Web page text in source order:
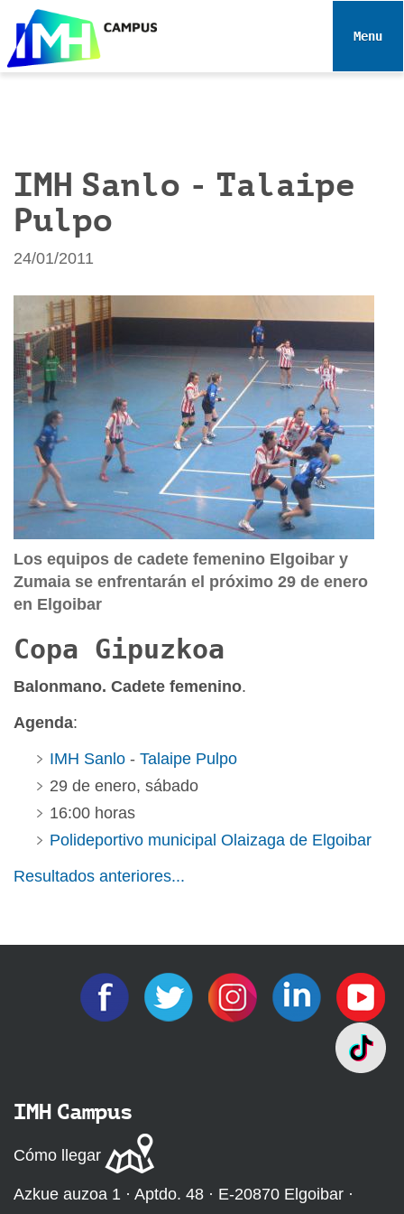
e
Toggle
IMH Sanlo - Talaipe
Pulpo
24/01/2011
Los equipos de cadete femenino Elgoibar y
Zumaia se enfrentarán el próximo 29 de enero
en Elgoibar
Copa Gipuzkoa
Balonmano. Cadete femenino.
Agenda:
IMH Sanlo - Talaipe Pulpo
29 de enero, sábado
16:00 horas
Polideportivo municipal Olaizaga de Elgoibar
Resultados anteriores...
IMH Campus
Cómo llegar
Azkue auzoa 1 · Aptdo. 48 · E-20870 Elgoibar ·